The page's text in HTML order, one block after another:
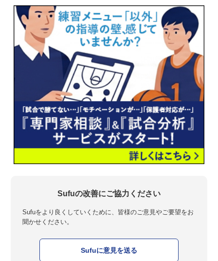
Sufuの改善にご協力ください
Sufuをより良くしていくために、皆様のご意見やご要望をお
聞かせください。
Sufuに意見を送る